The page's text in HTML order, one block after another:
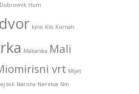
Dubrovnik Hum
kino Klis Kornati
Makarska Mali
vrt Mljet
soli Narona Neretva Nin